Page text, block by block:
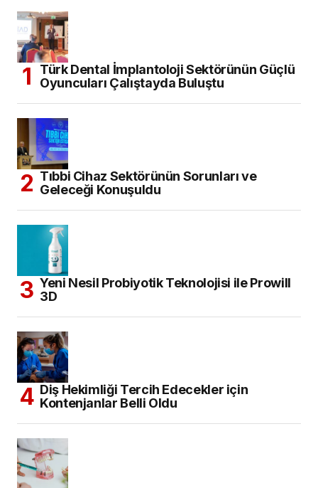
Türk Dental İmplantoloji Sektörünün Güçlü
Oyuncuları Çalıştayda Buluştu
Tıbbi Cihaz Sektörünün Sorunları ve
Geleceği Konuşuldu
Yeni Nesil Probiyotik Teknolojisi ile Prowill
3D
Diş Hekimliği Tercih Edecekler için
Kontenjanlar Belli Oldu